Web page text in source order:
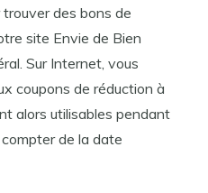
trouver des bons de
site Envie de Bien
Sur Internet, vous
coupons de réduction à
alors utilisables pendant
de la date